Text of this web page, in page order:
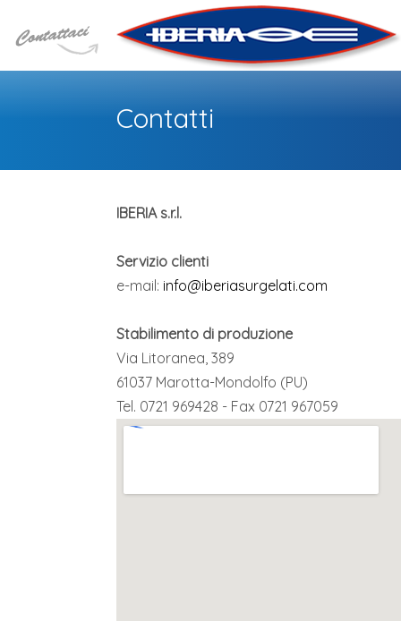
Contatti
IBERIA s.r.l.
Servizio clienti
e-mail: info@iberiasurgelati.com
Stabilimento di produzione
Via Litoranea, 389
61037 Marotta-Mondolfo (PU)
Tel. 0721 969428 - Fax 0721 967059